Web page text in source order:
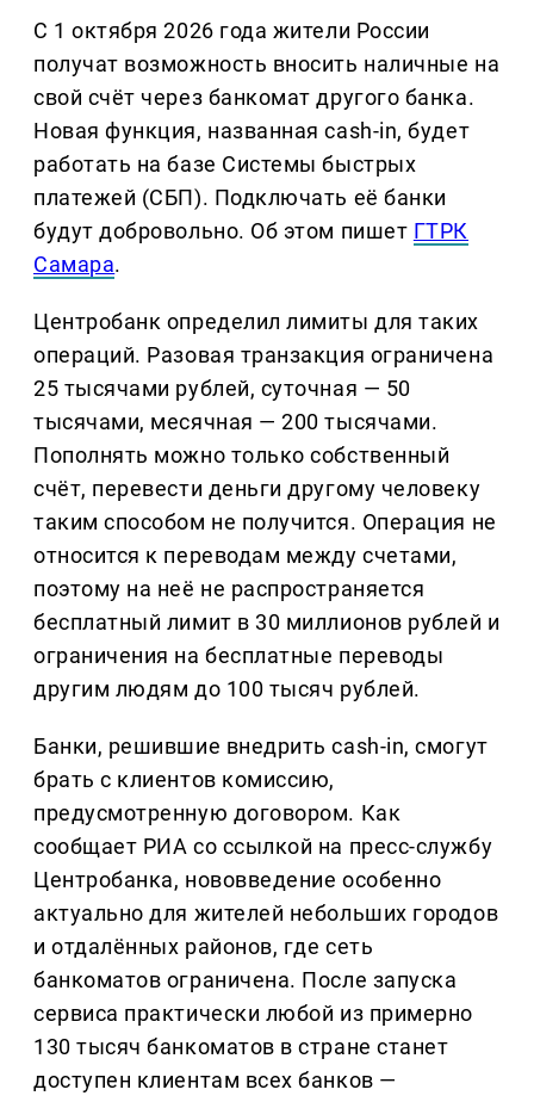
С 1 октября 2026 года жители России
получат возможность вносить наличные на
свой счёт через банкомат другого банка.
Новая функция, названная cash-in, будет
работать на базе Системы быстрых
платежей (СБП). Подключать её банки
будут добровольно. Об этом пишет ГТРК
Самара.
Центробанк определил лимиты для таких
операций. Разовая транзакция ограничена
25 тысячами рублей, суточная — 50
тысячами, месячная — 200 тысячами.
Пополнять можно только собственный
счёт, перевести деньги другому человеку
таким способом не получится. Операция не
относится к переводам между счетами,
поэтому на неё не распространяется
бесплатный лимит в 30 миллионов рублей и
ограничения на бесплатные переводы
другим людям до 100 тысяч рублей.
Банки, решившие внедрить cash-in, смогут
брать с клиентов комиссию,
предусмотренную договором. Как
сообщает РИА со ссылкой на пресс-службу
Центробанка, нововведение особенно
актуально для жителей небольших городов
и отдалённых районов, где сеть
банкоматов ограничена. После запуска
сервиса практически любой из примерно
130 тысяч банкоматов в стране станет
доступен клиентам всех банков —